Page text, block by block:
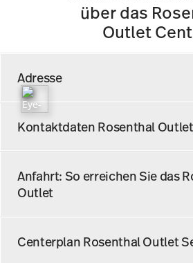
über das
Outlet
Adresse
Rosenthal Outlet Center
Philip-Rosenthal-Platz 1
95100 Selb
Kontaktdaten Rosenthal Outlet
Sie haben Fragen oder
Rosenthal Outlet? Rufen Sie uns
Anfahrt: So erreichen Sie das
Outlet
So kommen Sie zum
Centerplan Rosenthal Outlet